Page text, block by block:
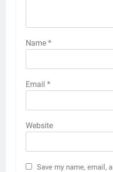
Name *
Email *
Website
Save my name, email,